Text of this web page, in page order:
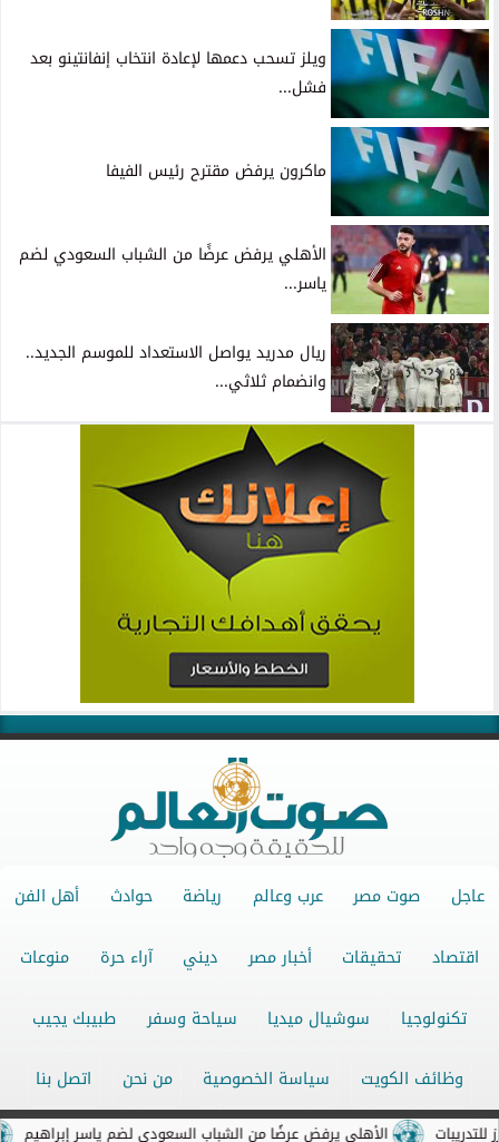
الأهلي يرفض عرضًا من الشباب السعودي لضم ياسر إبراهيم
ويلز تسحب دعمها لإعادة انتخاب إنفانتينو بعد
فشل...
ماكرون يرفض مقترح رئيس الفيفا
الأهلي يرفض عرضًا من الشباب السعودي لضم
ياسر...
ريال مدريد يواصل الاستعداد للموسم الجديد..
وانضمام ثلاثي...
عاجل صوت مصر عرب وعالم رياضة حوادث أهل الفن
اقتصاد تحقيقات أخبار مصر ديني آراء حرة منوعات
تكنولوجيا سوشيال ميديا سياحة وسفر طبيبك يجيب
وظائف الكويت سياسة الخصوصية من نحن اتصل بنا
جميع الحقوق محفوظة ©